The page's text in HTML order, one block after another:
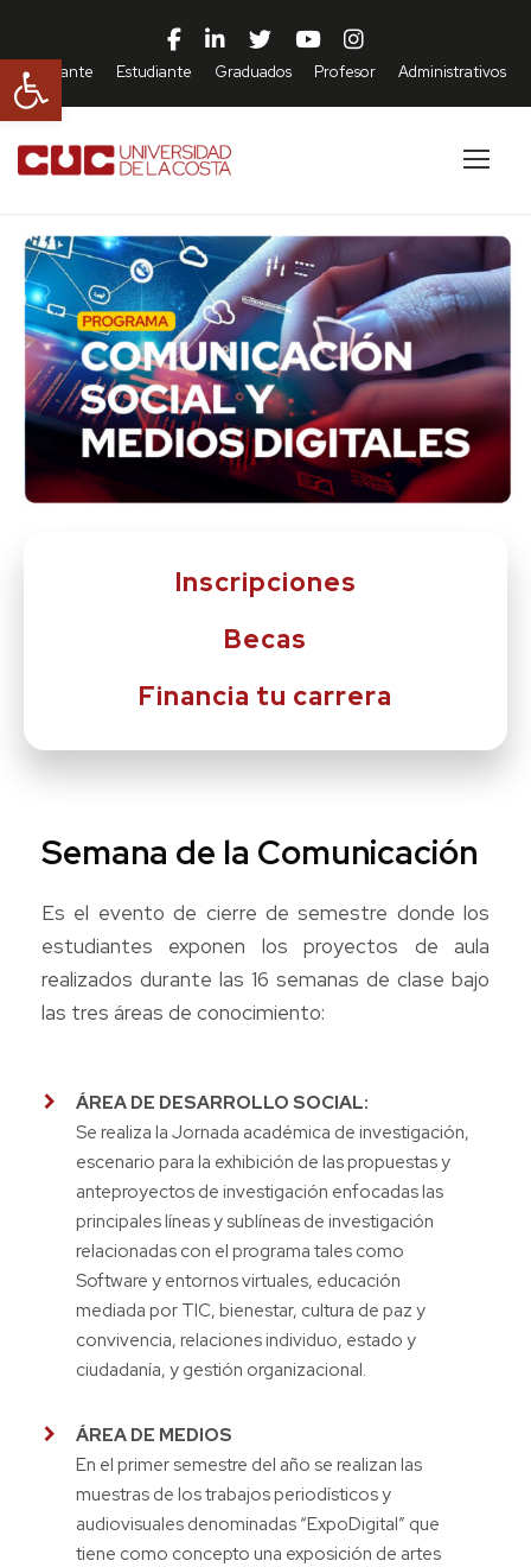
Abrir barra de herramientas
Aspirante Estudiante Graduados Profesor Administrativos
Inscripciones
Becas
Financia tu carrera
Semana de la Comunicación
Es el evento de cierre de semestre donde los
estudiantes exponen los proyectos de aula
realizados durante las 16 semanas de clase bajo
las tres áreas de conocimiento:
ÁREA DE DESARROLLO SOCIAL:
Se realiza la Jornada académica de investigación,
escenario para la exhibición de las propuestas y
anteproyectos de investigación enfocadas las
principales líneas y sublíneas de investigación
relacionadas con el programa tales como
Software y entornos virtuales, educación
mediada por TIC, bienestar, cultura de paz y
convivencia, relaciones individuo, estado y
ciudadanía, y gestión organizacional.
ÁREA DE MEDIOS
En el primer semestre del año se realizan las
muestras de los trabajos periodísticos y
audiovisuales denominadas “ExpoDigital” que
tiene como concepto una exposición de artes